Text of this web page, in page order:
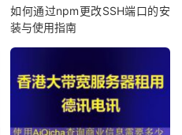
如何通过npm更改SSH端口的安
装与使用指南